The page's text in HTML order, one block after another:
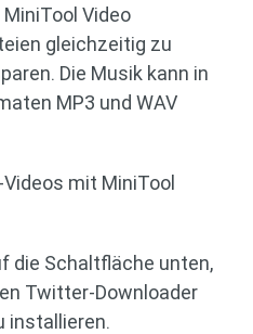
Video
gleichzeitig zu
Die Musik kann in
MP3 und WAV
mit MiniTool
die Schaltfläche unten,
Twitter-Downloader
installieren.